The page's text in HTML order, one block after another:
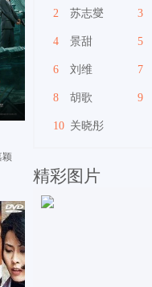
颖
2 苏志燮 3
4 景甜 5
6 刘维 7
8 胡歌 9
10 关晓彤
精彩图片